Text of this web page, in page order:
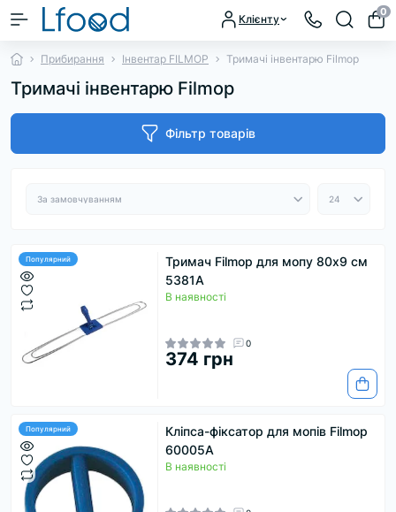
Клієнту
0
Прибирання Інвентар FILMOP Тримачі інвентарю Filmop
Тримачі інвентарю Filmop
Фільтр товарів
Популярний
Тримач Filmop для мопу 80х9 см
5381A
В наявності
0
374 грн
Популярний
Кліпса-фіксатор для мопів Filmop
60005A
В наявності